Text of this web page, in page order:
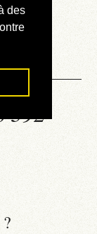
des
592